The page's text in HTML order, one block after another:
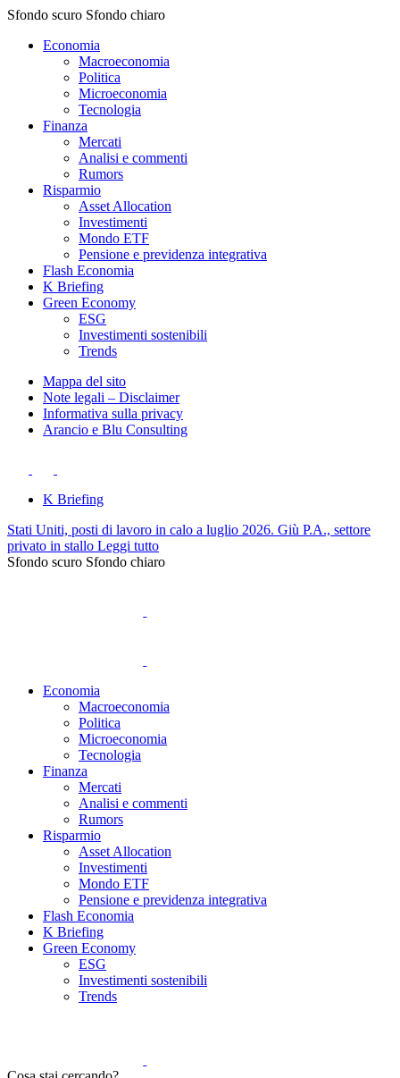
Sfondo scuro Sfondo chiaro
Economia
Macroeconomia
Politica
Microeconomia
Tecnologia
Finanza
Mercati
Analisi e commenti
Rumors
Risparmio
Asset Allocation
Investimenti
Mondo ETF
Pensione e previdenza integrativa
Flash Economia
K Briefing
Green Economy
ESG
Investimenti sostenibili
Trends
Mappa del sito
Note legali – Disclaimer
Informativa sulla privacy
Arancio e Blu Consulting
K Briefing
Stati Uniti, posti di lavoro in calo a luglio 2026. Giù P.A., settore
privato in stallo Leggi tutto
Sfondo scuro Sfondo chiaro
Economia
Macroeconomia
Politica
Microeconomia
Tecnologia
Finanza
Mercati
Analisi e commenti
Rumors
Risparmio
Asset Allocation
Investimenti
Mondo ETF
Pensione e previdenza integrativa
Flash Economia
K Briefing
Green Economy
ESG
Investimenti sostenibili
Trends